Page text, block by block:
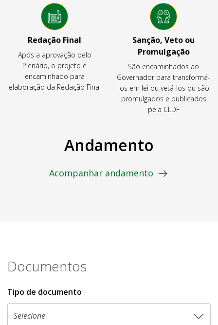
Redação Final
Após a aprovação pelo
Plenário, o projeto é
encaminhado para
elaboração da Redação Final
Sanção, Veto ou
Promulgação
São encaminhados ao
Governador para transformá-
los em lei ou vetá-los ou são
promulgados e publicados
pela CLDF
Andamento
Acompanhar andamento
Documentos
Tipo de documento